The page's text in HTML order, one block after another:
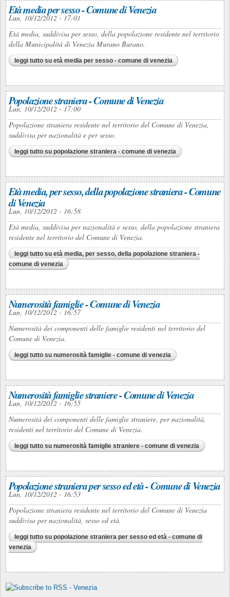
Età media per sesso - Comune di Venezia
Lun, 10/12/2012 - 17:01
Età media, suddivisa per sesso, della popolazione residente nel territorio
della Municipalità di Venezia Murano Burano.
leggi tutto su età media per sesso - comune di venezia
Popolazione straniera - Comune di Venezia
Lun, 10/12/2012 - 17:00
Popolazione straniera residente nel territorio del Comune di Venezia,
suddivisa per nazionalità e per sesso.
leggi tutto su popolazione straniera - comune di venezia
Età media, per sesso, della popolazione straniera - Comune
di Venezia
Lun, 10/12/2012 - 16:58
Età media, suddivisa per nazionalità e sesso, della popolazione straniera
residente nel territorio del Comune di Venezia.
leggi tutto su età media, per sesso, della popolazione straniera -
comune di venezia
Numerosità famiglie - Comune di Venezia
Lun, 10/12/2012 - 16:57
Numerosità dei componenti delle famiglie residenti nel territorio del
Comune di Venezia.
leggi tutto su numerosità famiglie - comune di venezia
Numerosità famiglie straniere - Comune di Venezia
Lun, 10/12/2012 - 16:55
Numerosità dei componenti delle famiglie straniere, per nazionalità,
residenti nel territorio del Comune di Venezia.
leggi tutto su numerosità famiglie straniere - comune di venezia
Popolazione straniera per sesso ed età - Comune di Venezia
Lun, 10/12/2012 - 16:53
Popolazione straniera residente nel territorio del Comune di Venezia
suddivisa per nazionalità, sesso ed età.
leggi tutto su popolazione straniera per sesso ed età - comune di
venezia